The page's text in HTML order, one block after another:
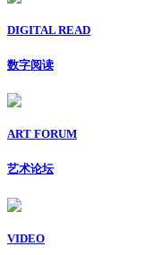
DIGITAL READ
数字阅读
ART FORUM
艺术论坛
VIDEO